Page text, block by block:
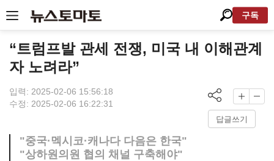
구독
“트럼프발 관세 전쟁, 미국 내 이해관계
자 노려라”
입력: 2025-02-06 15:56:18
수정: 2025-02-06 16:22:31
답글쓰기
"중국·멕시코·캐나다 다음은 한국"
"상하원의원 협의 채널 구축해야"